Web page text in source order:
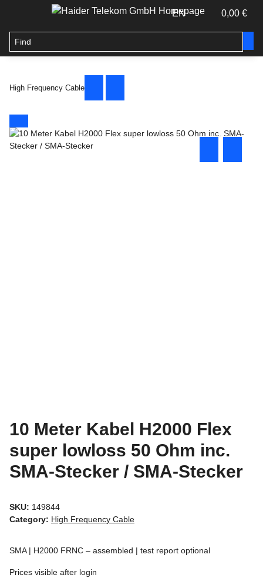
EN 0,00 €
High Frequency Cable
10 Meter Kabel H2000 Flex
super lowloss 50 Ohm inc.
SMA-Stecker / SMA-Stecker
SKU: 149844
Category: High Frequency Cable
SMA | H2000 FRNC – assembled | test report optional
Prices visible after login